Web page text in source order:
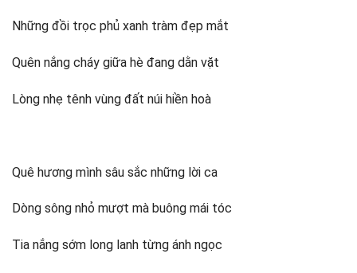
Những đồi trọc phủ xanh tràm đẹp mắt
Quên nắng cháy giữa hè đang dằn vặt
Lòng nhẹ tênh vùng đất núi hiền hoà
Quê hương mình sâu sắc những lời ca
Dòng sông nhỏ mượt mà buông mái tóc
Tia nắng sớm long lanh từng ánh ngọc